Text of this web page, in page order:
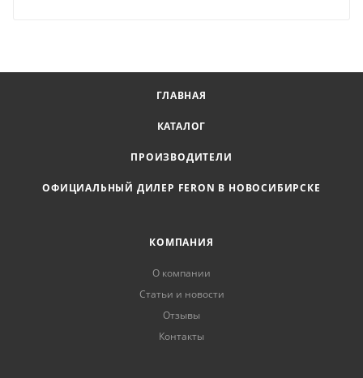
ГЛАВНАЯ
КАТАЛОГ
ПРОИЗВОДИТЕЛИ
ОФИЦИАЛЬНЫЙ ДИЛЕР FERON В НОВОСИБИРСКЕ
КОМПАНИЯ
О компании
Статьи и новости
Отзывы
Контакты